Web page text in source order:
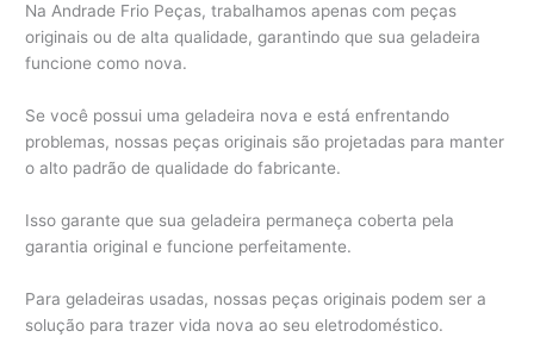
Na Andrade Frio Peças, trabalhamos apenas com peças
originais ou de alta qualidade, garantindo que sua geladeira
funcione como nova.
Se você possui uma geladeira nova e está enfrentando
problemas, nossas peças originais são projetadas para manter
o alto padrão de qualidade do fabricante.
Isso garante que sua geladeira permaneça coberta pela
garantia original e funcione perfeitamente.
Para geladeiras usadas, nossas peças originais podem ser a
solução para trazer vida nova ao seu eletrodoméstico.